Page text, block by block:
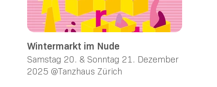
Wintermarkt im Nude
Samstag 20. & Sonntag 21. Dezember
2025 @Tanzhaus Zürich